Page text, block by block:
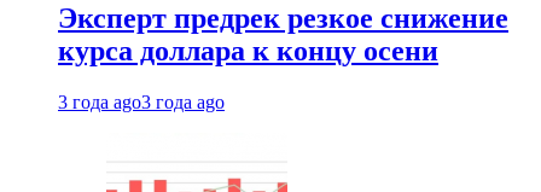
Эксперт предрек резкое снижение
курса доллара к концу осени
3 года ago3 года ago